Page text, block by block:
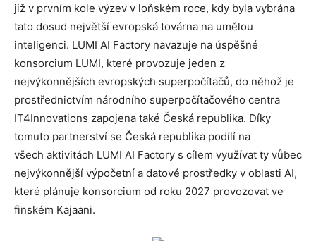
již v prvním kole výzev v loňském roce, kdy byla vybrána
tato dosud největší evropská továrna na umělou
inteligenci. LUMI AI Factory navazuje na úspěšné
konsorcium LUMI, které provozuje jeden z
nejvýkonnějších evropských superpočítačů, do něhož je
prostřednictvím národního superpočítačového centra
IT4Innovations zapojena také Česká republika. Díky
tomuto partnerství se Česká republika podílí na
všech aktivitách LUMI AI Factory s cílem využívat ty vůbec
nejvýkonnější výpočetní a datové prostředky v oblasti AI,
které plánuje konsorcium od roku 2027 provozovat ve
finském Kajaani.